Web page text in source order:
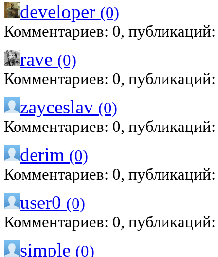
developer (0)
Комментариев: 0,
rave (0)
Комментариев: 0,
zayceslav (0)
Комментариев: 0,
derim (0)
Комментариев: 0,
user0 (0)
Комментариев: 0,
simple (0)